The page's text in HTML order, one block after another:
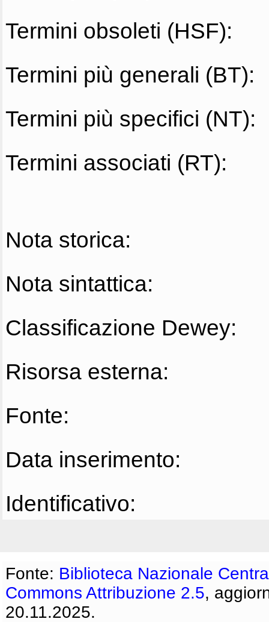
Termini obsoleti (HSF):
Termini più generali (BT):
Termini più specifici (NT):
Termini associati (RT):
Nota storica:
Nota sintattica:
Classificazione Dewey:
Risorsa esterna:
Fonte:
Data inserimento:
Identificativo:
Fonte: Biblioteca Nazionale
Commons Attribuzione 2.5,
20.11.2025.